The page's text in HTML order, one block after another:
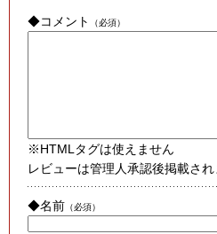
◆コメント （必須）
※HTMLタグは使えません
レビューは管理人承認後掲載され
◆名前 （必須）